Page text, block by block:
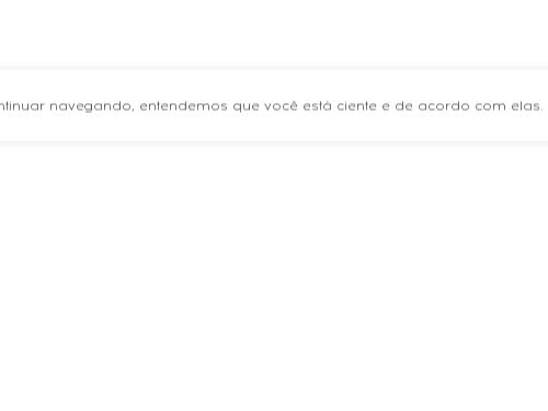
navegando, entendemos que você está ciente e de acordo com elas.